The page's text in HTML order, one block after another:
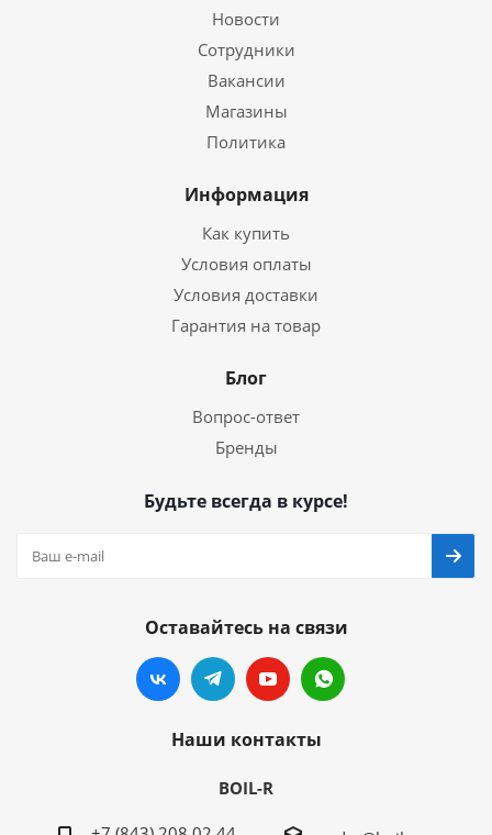
Новости
Сотрудники
Вакансии
Магазины
Политика
Информация
Как купить
Условия оплаты
Условия доставки
Гарантия на товар
Блог
Вопрос-ответ
Бренды
Будьте всегда в курсе!
Оставайтесь на связи
Наши контакты
BOIL-R